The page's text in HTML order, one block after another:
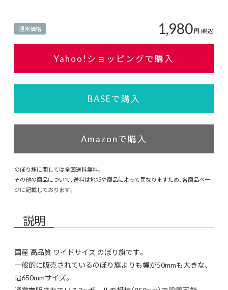
通常価格 1,980円 (税込)
Yahoo!ショッピングで購入
BASEで購入
Amazonで購入
のぼり旗に関しては全国送料無料。
その他の商品について、送料は地域や商品によって異なりますため、各商品ペー
ジに記載しております。
説明
国産 高品質 ワイドサイズ のぼり旗です。
一般的に販売されているのぼり旗よりも幅が50mmも大きな、
幅650mmサイズ。